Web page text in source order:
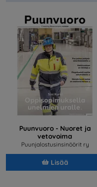
Puunvuoro - Nuoret ja
vetovoima
Puunjalostusinsinöörit ry
Lisää